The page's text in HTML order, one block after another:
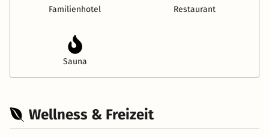
Familienhotel Restaurant
Sauna
Wellness & Freizeit